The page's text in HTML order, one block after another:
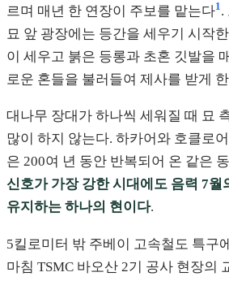
르며 매년 한 연장이 주보를 맡는다1.
묘 앞 광장에는 등간을 세우기 시작
이 세우고 붉은 등롱과 초혼 깃발을
로운 혼들을 불러들여 제사를 받게
대나무 장대가 하나씩 세워질 때 묘
많이 하지 않는다. 하카어와 호클로
은 200여 년 동안 반복되어 온 같은
신호가 가장 강한 시대에도 음력 7월
유지하는 하나의 현이다.
5킬로미터 밖 주베이 고속철도 특구
마침 TSMC 바오산 2기 공사 현장의